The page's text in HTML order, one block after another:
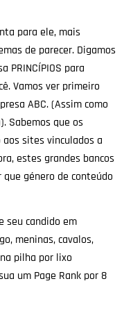
para ele, mais
de parecer. Digamos
PRINCÍPIOS para
Vamos ver primeiro
ABC. (Assim como
Sabemos que os
sites vinculados a
estes grandes bancos
género de conteúdo
seu candido em
meninas, cavalos,
pilha por lixo
um Page Rank por 8